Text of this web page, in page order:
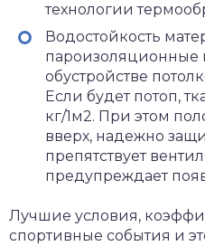
технологии
Водостойкость
пароизоляционные
обустройстве
Если будет потоп,
кг/1м2. При этом
вверх, надежно
препятствует
предупреждает
Лучшие условия,
спортивные события и